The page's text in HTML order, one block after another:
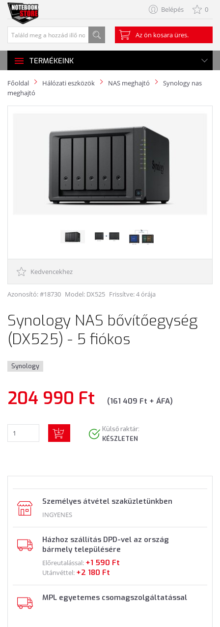
Belépés 0
Az ön kosara üres.
TERMÉKEINK
Főoldal Hálózati eszközök NAS meghajtó
Synology nas
meghajtó
Kedvencekhez
Azonosító: #18730 Model: DX525 Frissítve: 4 órája
Synology NAS bővítőegység
(DX525) - 5 fiókos
Synology
204 990 Ft (161 409 Ft + ÁFA)
Külső raktár:
KÉSZLETEN
Személyes átvétel szaküzletünkben
INGYENES
Házhoz szállítás DPD-vel az ország
bármely településére
Előreutalással: +1 590 Ft
Utánvéttel: +2 180 Ft
MPL egyetemes csomagszolgáltatással